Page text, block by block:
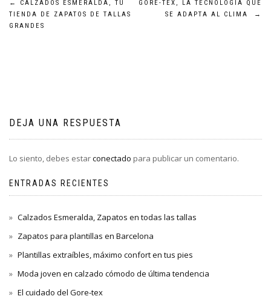
Navegación
de
←
CALZADOS ESMERALDA, TU
TIENDA DE ZAPATOS DE TALLAS
GRANDES
GORE-TEX, LA TECNOLOGÍA QUE
SE ADAPTA AL CLIMA
→
DEJA UNA RESPUESTA
Lo siento, debes estarconectado para publicar un comentario.
ENTRADAS RECIENTES
Calzados Esmeralda, Zapatos en todas las tallas
Zapatos para plantillas en Barcelona
Plantillas extraíbles, máximo confort en tus pies
Moda joven en calzado cómodo de última tendencia
El cuidado del Gore-tex